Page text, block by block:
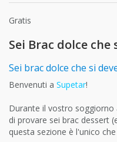
Gratis
Sei Brac dolce
Sei brac dolce che si
Benvenuti a Supetar!
Durante il vostro soggiorno
di provare sei brac dessert
questa sezione è l'unico